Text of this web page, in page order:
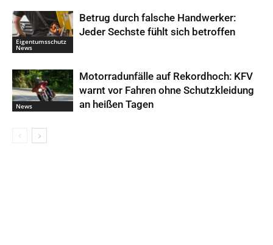
Eigentumsschutz
News
Betrug durch falsche Handwerker:
Jeder Sechste fühlt sich betroffen
News
Motorradunfälle auf Rekordhoch: KFV
warnt vor Fahren ohne Schutzkleidung
an heißen Tagen